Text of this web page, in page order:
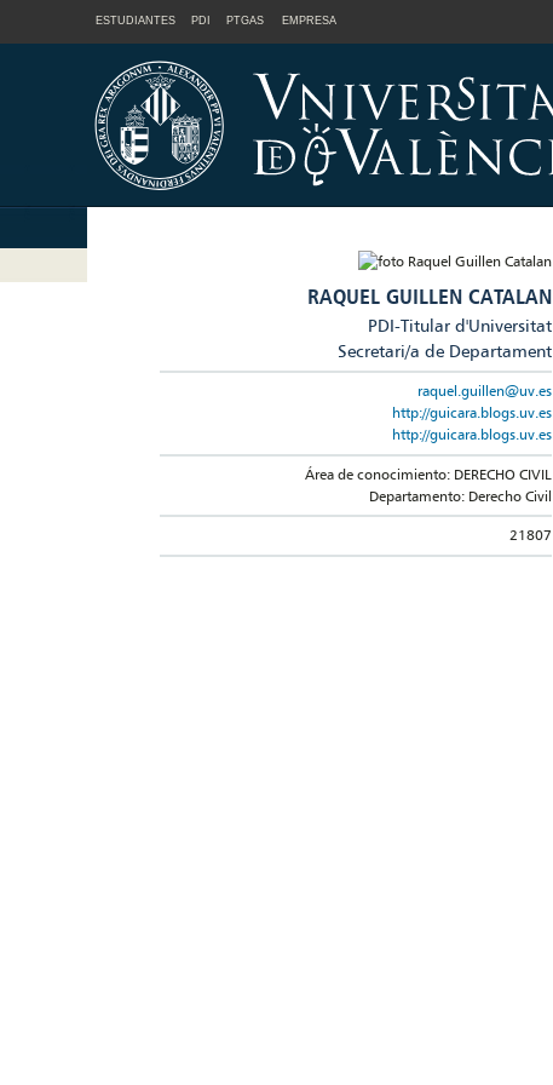
ESTUDIANTES PDI PTGAS EMPRESA
RAQUEL GUILLEN CATALAN
PDI-Titular d'Universitat
Secretari/a de Departament
raquel.guillen@uv.es
http://guicara.blogs.uv.es
http://guicara.blogs.uv.es
Área de conocimiento: DERECHO CIVIL
Departamento: Derecho Civil
21807